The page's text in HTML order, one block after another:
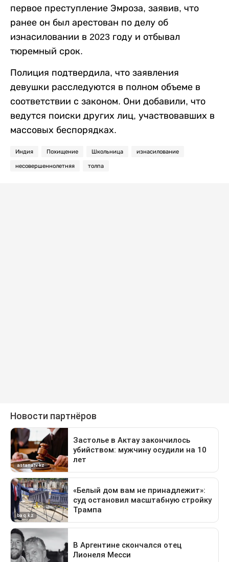
первое преступление Эмроза, заявив, что
ранее он был арестован по делу об
изнасиловании в 2023 году и отбывал
тюремный срок.
Полиция подтвердила, что заявления
девушки расследуются в полном объеме в
соответствии с законом. Они добавили, что
ведутся поиски других лиц, участвовавших в
массовых беспорядках.
Индия Похищение Школьница изнасилование
несовершеннолетняя толпа